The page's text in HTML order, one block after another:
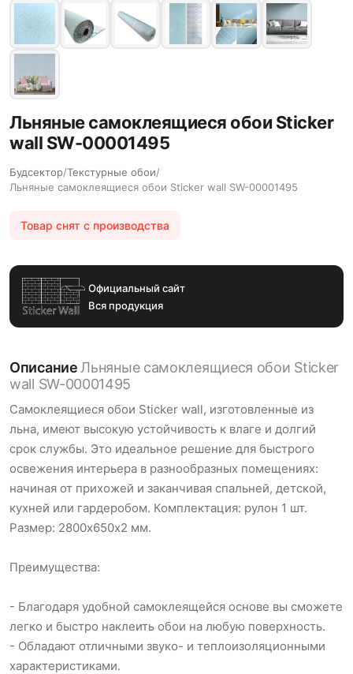
Льняные самоклеящиеся обои Sticker
wall SW-00001495
Будсектор/Текстурные обои/
Льняные самоклеящиеся обои Sticker wall SW-00001495
Товар снят с производства
Официальный сайт
Вся продукция
ОписаниеЛьняные самоклеящиеся обои Sticker
wall SW-00001495
Самоклеящиеся обои Sticker wall, изготовленные из
льна, имеют высокую устойчивость к влаге и долгий
срок службы. Это идеальное решение для быстрого
освежения интерьера в разнообразных помещениях:
начиная от прихожей и заканчивая спальней, детской,
кухней или гардеробом. Комплектация: рулон 1 шт.
Размер: 2800х650х2 мм.
Преимущества:
- Благодаря удобной самоклеящейся основе вы сможете
легко и быстро наклеить обои на любую поверхность.
- Обладают отличными звуко- и теплоизоляционными
характеристиками.